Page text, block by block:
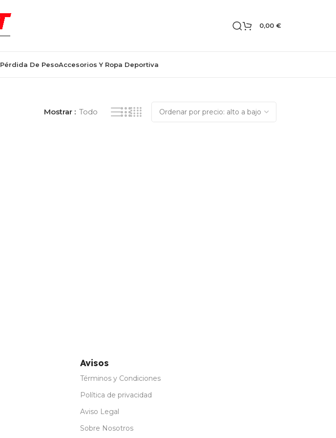
0,00 €
Pérdida De PesoAccesorios Y Ropa Deportiva
Mostrar Todo
Avisos
Términos y Condiciones
Política de privacidad
Aviso Legal
Sobre Nosotros